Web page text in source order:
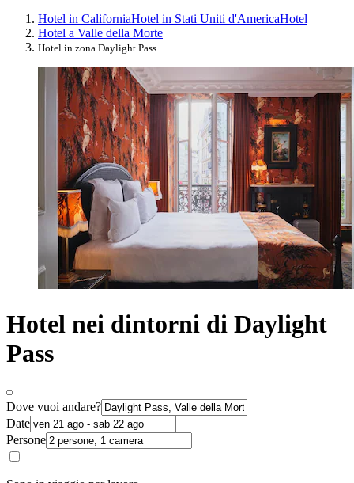
Hotel in CaliforniaHotel in Stati Uniti d'AmericaHotel
Hotel a Valle della Morte
Hotel in zona Daylight Pass
Hotel nei dintorni di Daylight
Pass
Dove vuoi andare?
Date
Persone